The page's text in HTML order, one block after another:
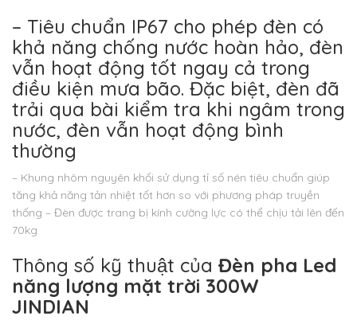
– Tiêu chuẩn IP67 cho phép đèn có
khả năng chống nước hoàn hảo, đèn
vẫn hoạt động tốt ngay cả trong
điều kiện mưa bão. Đặc biệt, đèn đã
trải qua bài kiểm tra khi ngâm trong
nước, đèn vẫn hoạt động bình
thường
– Khung nhôm nguyên khối sử dụng tỉ số nén tiêu chuẩn giúp
tăng khả năng tản nhiệt tốt hơn so với phương pháp truyền
thống – Đèn được trang bị kính cường lực có thể chịu tải lên đến
70kg
Thông số kỹ thuật của Đèn pha Led
năng lượng mặt trời 300W
JINDIAN